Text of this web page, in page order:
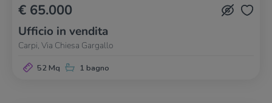
€ 65.000
Ufficio in vendita
Carpi, Via Chiesa Gargallo
52 Mq 1 bagno